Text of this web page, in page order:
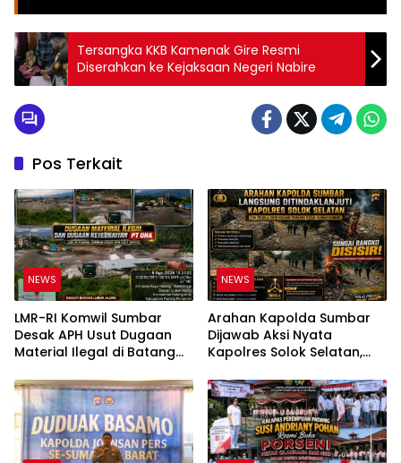
Tersangka KKB Kamenak Gire Resmi
Diserahkan ke Kejaksaan Negeri Nabire
Pos Terkait
NEWS
LMR-RI Komwil Sumbar
Desak APH Usut Dugaan
Material Ilegal di Batang
PT UHA Diminta Diselidiki
Tuntas
NEWS
Arahan Kapolda Sumbar
Dijawab Aksi Nyata
Kapolres Solok Selatan,
Bukan Sekadar Slogan